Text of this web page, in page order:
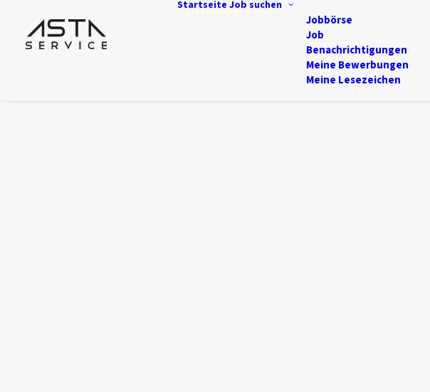
Startseite Job suchen
Jobbörse
Job
Benachrichtigungen
Meine Bewerbungen
Meine Lesezeichen